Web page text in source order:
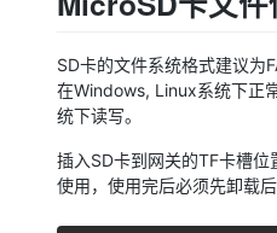
SD卡的文件系统格式建议为
在Windows, Linux系统下正
统下读写。
插入SD卡到网关的TF卡槽
使用，使用完后必须先卸载后